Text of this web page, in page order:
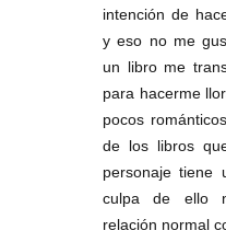
intención de
y eso no me
un libro me
para hacerme
pocos
de los libros
personaje tiene
culpa de ello
relación normal